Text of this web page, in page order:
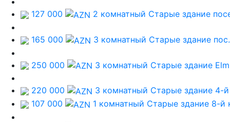
127 000 2 комнатный Старые здание
165 000 3 комнатный Старые здание
250 000 3 комнатный Старые здание
220 000 3 комнатный Старые здание 4-
107 000
1 комнатный Старые здание 8-й